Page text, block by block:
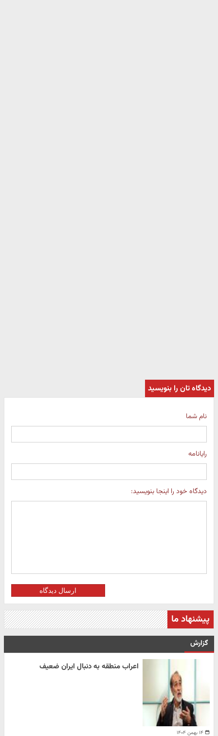
دیدگاه تان را بنویسید
نام شما
رایانامه
دیدگاه خود را اینجا بنویسید:
ارسال دیدگاه
پیشنهاد ما
گزارش
۱۴ بهمن ۱۴۰۴
اعراب منطقه به دنبال ایران ضعیف